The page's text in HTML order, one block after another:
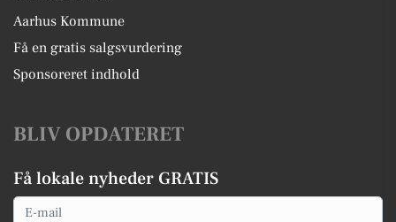
Aarhus Kommune
Få en gratis salgsvurdering
Sponsoreret indhold
BLIV OPDATERET
Få lokale nyheder GRATIS
Email